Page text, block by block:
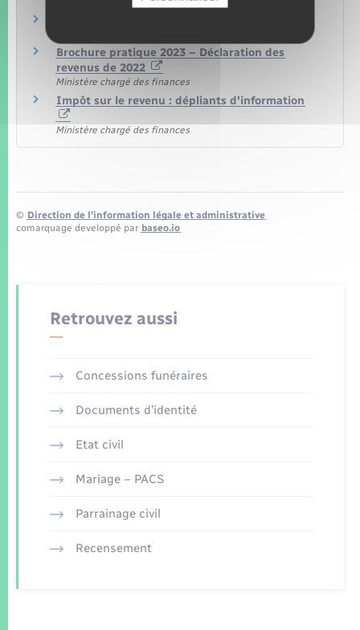
Brochure pratique 2023 – Déclaration des
revenus de 2022
Ministère chargé des finances
Impôt sur le revenu : dépliants d'information
Ministère chargé des finances
© Direction de l’information légale et administrative
comarquage developpé par baseo.io
Retrouvez aussi
Concessions funéraires
Documents d’identité
Etat civil
Mariage – PACS
Parrainage civil
Recensement